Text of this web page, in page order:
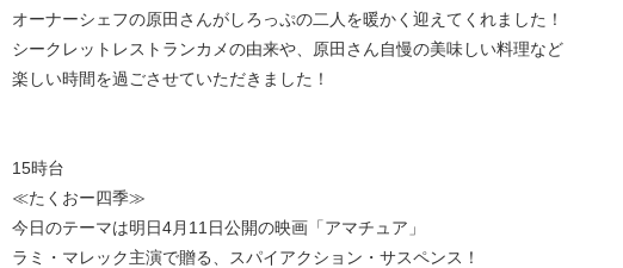
オーナーシェフの原田さんがしろっぷの二人を暖かく迎えてくれました！
シークレットレストランカメの由来や、原田さん自慢の美味しい料理など
楽しい時間を過ごさせていただきました！
15時台
≪たくおー四季≫
今日のテーマは明日4月11日公開の映画「アマチュア」
ラミ・マレック主演で贈る、スパイアクション・サスペンス！